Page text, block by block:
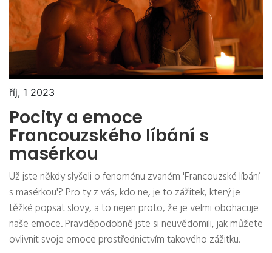
říj, 1 2023
Pocity a emoce
Francouzského líbání s
masérkou
Už jste někdy slyšeli o fenoménu zvaném 'Francouzské líbání
s masérkou'? Pro ty z vás, kdo ne, je to zážitek, který je
těžké popsat slovy, a to nejen proto, že je velmi obohacuje
naše emoce. Pravděpodobně jste si neuvědomili, jak můžete
ovlivnit svoje emoce prostřednictvím takového zážitku.